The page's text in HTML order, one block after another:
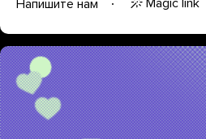
Напишите нам